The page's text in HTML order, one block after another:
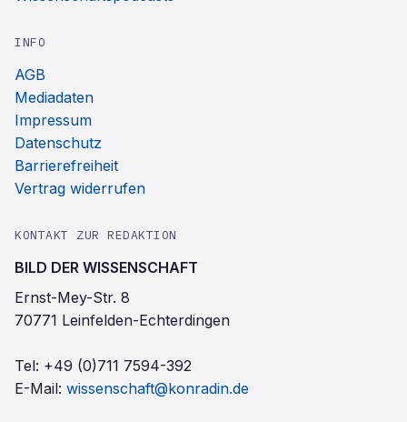
INFO
AGB
Mediadaten
Impressum
Datenschutz
Barrierefreiheit
Vertrag widerrufen
KONTAKT ZUR REDAKTION
BILD DER WISSENSCHAFT
Ernst-Mey-Str. 8
70771 Leinfelden-Echterdingen
Tel: +49 (0)711 7594-392
E-Mail: wissenschaft@konradin.de